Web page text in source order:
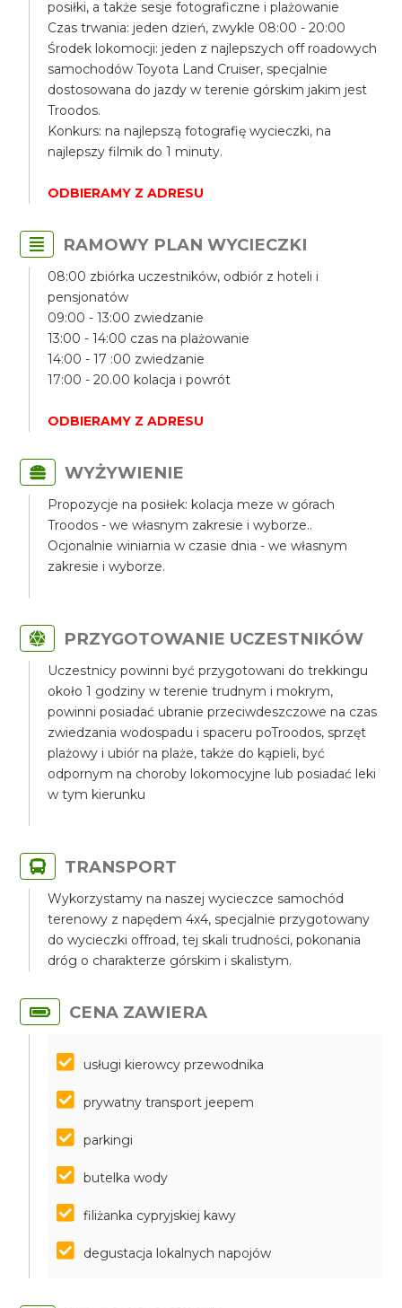
posiłki, a także sesje fotograficzne i plażowanie
Czas trwania: jeden dzień, zwykle 08:00 - 20:00
Środek lokomocji: jeden z najlepszych off roadowych
samochodów Toyota Land Cruiser, specjalnie
dostosowana do jazdy w terenie górskim jakim jest
Troodos.
Konkurs: na najlepszą fotografię wycieczki, na
najlepszy filmik do 1 minuty.
ODBIERAMY Z ADRESU
RAMOWY PLAN WYCIECZKI
08:00 zbiórka uczestników, odbiór z hoteli i
pensjonatów
09:00 - 13:00 zwiedzanie
13:00 - 14:00 czas na plażowanie
14:00 - 17 :00 zwiedzanie
17:00 - 20.00 kolacja i powrót
ODBIERAMY Z ADRESU
WYŻYWIENIE
Propozycje na posiłek: kolacja meze w górach
Troodos - we własnym zakresie i wyborze..
Ocjonalnie winiarnia w czasie dnia - we własnym
zakresie i wyborze.
PRZYGOTOWANIE UCZESTNIKÓW
Uczestnicy powinni być przygotowani do trekkingu
około 1 godziny w terenie trudnym i mokrym,
powinni posiadać ubranie przeciwdeszczowe na czas
zwiedzania wodospadu i spaceru poTroodos, sprzęt
plażowy i ubiór na plaże, także do kąpieli, być
odpornym na choroby lokomocyjne lub posiadać leki
w tym kierunku
TRANSPORT
Wykorzystamy na naszej wycieczce samochód
terenowy z napędem 4x4, specjalnie przygotowany
do wycieczki offroad, tej skali trudności, pokonania
dróg o charakterze górskim i skalistym.
CENA ZAWIERA
usługi kierowcy przewodnika
prywatny transport jeepem
parkingi
butelka wody
filiżanka cypryjskiej kawy
degustacja lokalnych napojów